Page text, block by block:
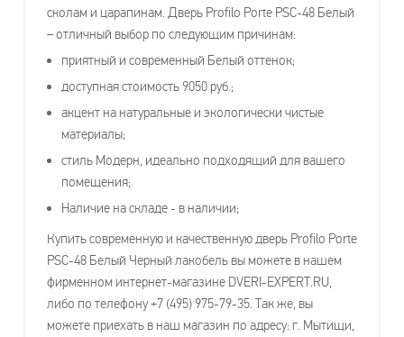
сколам и царапинам. Дверь Profilo Porte PSC-48 Белый
– отличный выбор по следующим причинам:
приятный и современный Белый оттенок;
доступная стоимость 9050 руб.;
акцент на натуральные и экологически чистые
материалы;
стиль Модерн, идеально подходящий для вашего
помещения;
Наличие на складе - в наличии;
Купить современную и качественную дверь Profilo Porte
PSC-48 Белый Черный лакобель вы можете в нашем
фирменном интернет-магазине DVERI-EXPERT.RU,
либо по телефону +7 (495) 975-79-35. Так же, вы
можете приехать в наш магазин по адресу: г. Мытищи,